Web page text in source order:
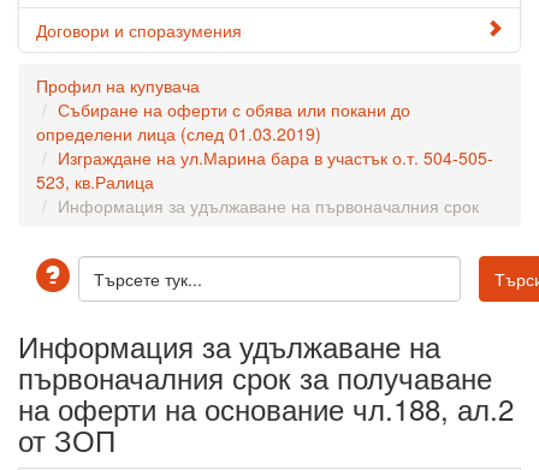
Договори и споразумения
Профил на купувача
Събиране на оферти с обява или покани до
определени лица (след 01.03.2019)
Изграждане на ул.Марина бара в участък о.т. 504-505-
523, кв.Ралица
Информация за удължаване на първоначалния срок
Информация за удължаване на
първоначалния срок за получаване
на оферти на основание чл.188, ал.2
от ЗОП